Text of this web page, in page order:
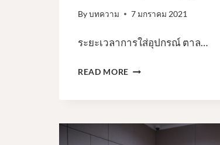
Byบทความ 7 มกราคม 2021
ระยะเวลาการใส่อุปกรณ์ ตาล…
READ MORE เทคนิค
อุปกรณ์